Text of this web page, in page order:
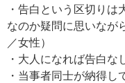
・告白という区切り
なのか疑問に思いなが
／女性）
・大人になれば告白な
・当事者同士が納得し